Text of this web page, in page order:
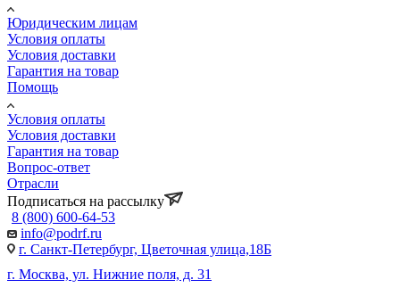
Юридическим лицам
Условия оплаты
Условия доставки
Гарантия на товар
Помощь
Условия оплаты
Условия доставки
Гарантия на товар
Вопрос-ответ
Отрасли
Подписаться на рассылку
8 (800) 600-64-53
info@podrf.ru
г. Санкт-Петербург, Цветочная улица,18Б
г. Москва, ул. Нижние поля, д. 31